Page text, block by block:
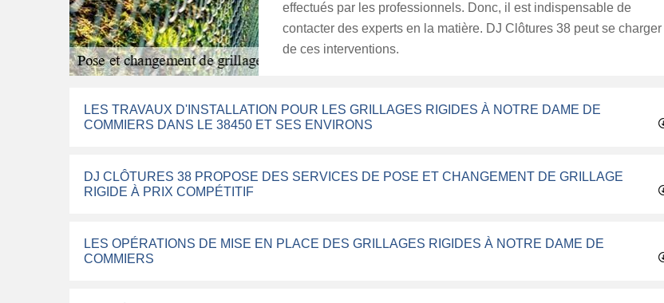
effectués par les professionnels. Donc, il est indispensable de
contacter des experts en la matière. DJ Clôtures 38 peut se charger
de ces interventions.
LES TRAVAUX D'INSTALLATION POUR LES GRILLAGES RIGIDES À NOTRE DAME DE
COMMIERS DANS LE 38450 ET SES ENVIRONS
DJ CLÔTURES 38 PROPOSE DES SERVICES DE POSE ET CHANGEMENT DE GRILLAGE
RIGIDE À PRIX COMPÉTITIF
LES OPÉRATIONS DE MISE EN PLACE DES GRILLAGES RIGIDES À NOTRE DAME DE
COMMIERS